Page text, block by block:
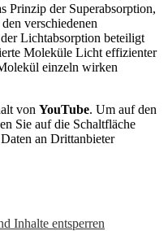
Prinzip der Superabsorption,
verschiedenen
Lichtabsorption beteiligt
Moleküle Licht effizienter
einzeln wirken
von YouTube. Um auf den
Sie auf die Schaltfläche
an Drittanbieter
Inhalte entsperren